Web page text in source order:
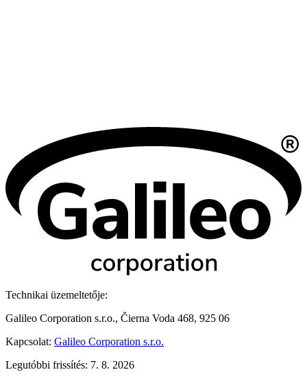
Technikai üzemeltetője:
Galileo Corporation s.r.o., Čierna Voda 468, 925 06
Kapcsolat: Galileo Corporation s.r.o.
Legutóbbi frissítés: 7. 8. 2026